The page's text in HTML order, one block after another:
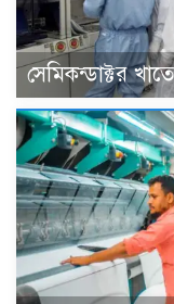
সেমিকন্ডাক্টর